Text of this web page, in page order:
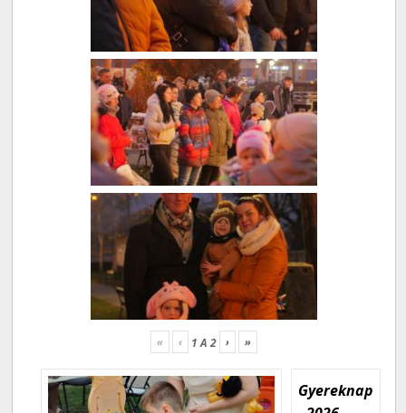
« ‹ 1A2 › »
Gyereknap